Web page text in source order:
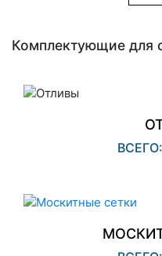
Комплектующие для
ВСЕГО: